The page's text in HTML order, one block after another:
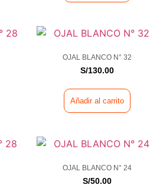
OJAL BLANCO N° 32
S/130.00
Añadir al carrito
OJAL BLANCO N° 24
S/50.00